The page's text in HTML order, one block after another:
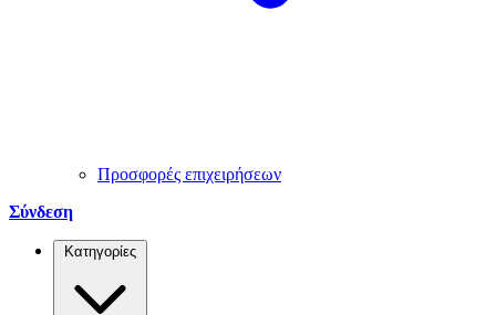
Προσφορές επιχειρήσεων
Σύνδεση
Κατηγορίες